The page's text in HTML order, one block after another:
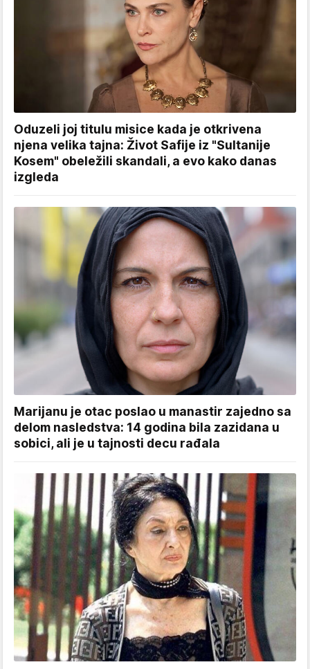
Oduzeli joj titulu misice kada je otkrivena
njena velika tajna: Život Safije iz "Sultanije
Kosem" obeležili skandali, a evo kako danas
izgleda
Marijanu je otac poslao u manastir zajedno sa
delom nasledstva: 14 godina bila zazidana u
sobici, ali je u tajnosti decu rađala